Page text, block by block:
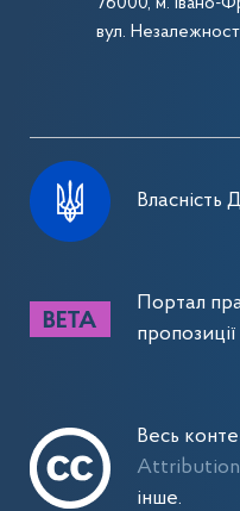
76000, м. Івано-
вул.
Власність
Портал
Весь
Attribution
інше.